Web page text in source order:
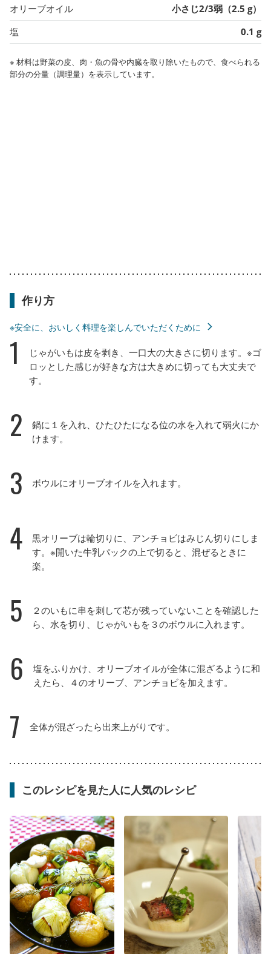
オリーブオイル
小さじ2/3弱（2.5 g）
塩
0.1 g
※ 材料は野菜の皮、肉・魚の骨や内臓を取り除いたもので、食べられる
部分の分量（調理量）を表示しています。
作り方
※安全に、おいしく料理を楽しんでいただくために
1
じゃがいもは皮を剥き、一口大の大きさに切ります。※ゴ
ロッとした感じが好きな方は大きめに切っても大丈夫で
す。
2
鍋に１を入れ、ひたひたになる位の水を入れて弱火にか
けます。
3 ボウルにオリーブオイルを入れます。
4
黒オリーブは輪切りに、アンチョビはみじん切りにしま
す。※開いた牛乳パックの上で切ると、混ぜるときに
楽。
5
２のいもに串を刺して芯が残っていないことを確認した
ら、水を切り、じゃがいもを３のボウルに入れます。
6
塩をふりかけ、オリーブオイルが全体に混ざるように和
えたら、４のオリーブ、アンチョビを加えます。
7 全体が混ざったら出来上がりです。
このレシピを見た人に人気のレシピ